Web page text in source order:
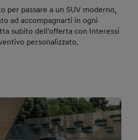
per passare a un SUV moderno,
ad accompagnarti in ogni
subito dell'offerta con Interessi
personalizzato.